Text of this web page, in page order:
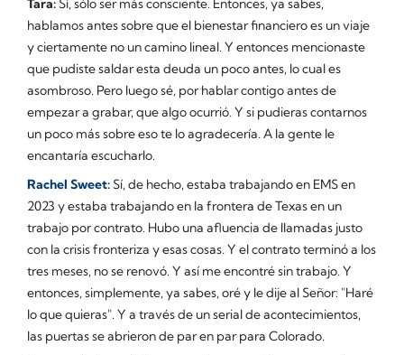
hablamos antes sobre que el bienestar financiero es un viaje
y ciertamente no un camino lineal. Y entonces mencionaste
que pudiste saldar esta deuda un poco antes, lo cual es
asombroso. Pero luego sé, por hablar contigo antes de
empezar a grabar, que algo ocurrió. Y si pudieras contarnos
un poco más sobre eso te lo agradecería. A la gente le
encantaría escucharlo.
Rachel Sweet:Sí, de hecho, estaba trabajando en EMS en
2023 y estaba trabajando en la frontera de Texas en un
trabajo por contrato. Hubo una afluencia de llamadas justo
con la crisis fronteriza y esas cosas. Y el contrato terminó a los
tres meses, no se renovó. Y así me encontré sin trabajo. Y
entonces, simplemente, ya sabes, oré y le dije al Señor: "Haré
lo que quieras". Y a través de un serial de acontecimientos,
las puertas se abrieron de par en par para Colorado.